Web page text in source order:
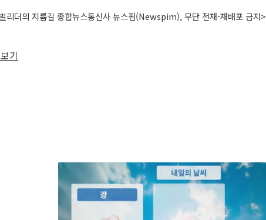
리더의 지름길 종합뉴스통신사 뉴스핌(Newspim), 무단 전재-재배포 금지>
기